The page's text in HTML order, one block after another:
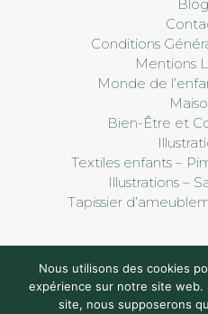
Blog
Conditions
Mentions
Monde de
Bien-Être et
Textiles enfants –
Illustrations –
Tapissier
Nous utilisons des cookies
expérience sur notre site web.
site, nous supposerons